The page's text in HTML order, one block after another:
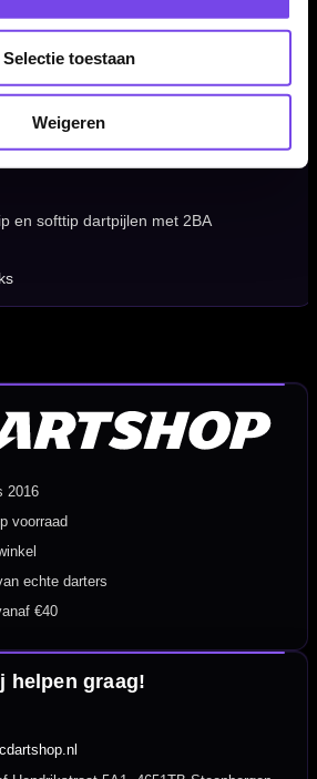
Selectie toestaan
Weigeren
/ Wit / Geel
in één
en softtip dartpijlen met 2BA
2016
voorraad
echte darters
€40
helpen graag!